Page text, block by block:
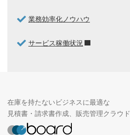
業務効率化ノウハウ
サービス稼働状況
在庫を持たないビジネスに最適な
見積書・請求書作成、販売管理クラウド